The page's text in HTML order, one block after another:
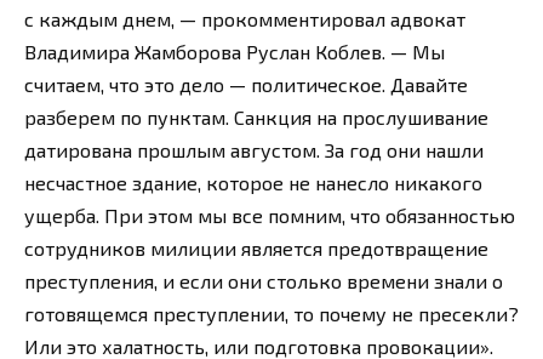
с каждым днем, — прокомментировал адвокат
Владимира Жамборова Руслан Коблев. — Мы
считаем, что это дело — политическое. Давайте
разберем по пунктам. Санкция на прослушивание
датирована прошлым августом. За год они нашли
несчастное здание, которое не нанесло никакого
ущерба. При этом мы все помним, что обязанностью
сотрудников милиции является предотвращение
преступления, и если они столько времени знали о
готовящемся преступлении, то почему не пресекли?
Или это халатность, или подготовка провокации».